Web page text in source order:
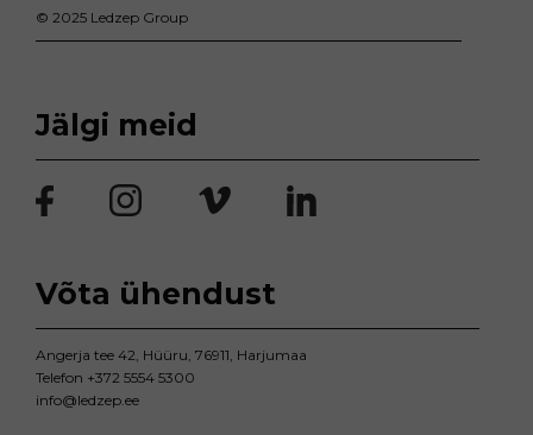
© 2025 Ledzep Group
Jälgi meid
Võta ühendust
Angerja tee 42, Hüüru, 76911, Harjumaa
Telefon +372 5554 5300
info@ledzep.ee